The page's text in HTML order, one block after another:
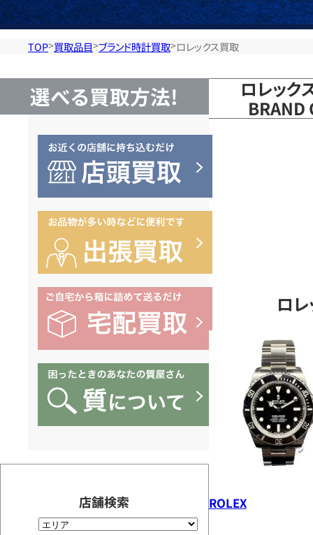
定・
高
価
BRAND
OFF
お
TOP 買取品目 ブランド時計買取 ロレックス買取
選べる買取方法!
店舗検索
ロレック
BRAND
ロ
ROLEX